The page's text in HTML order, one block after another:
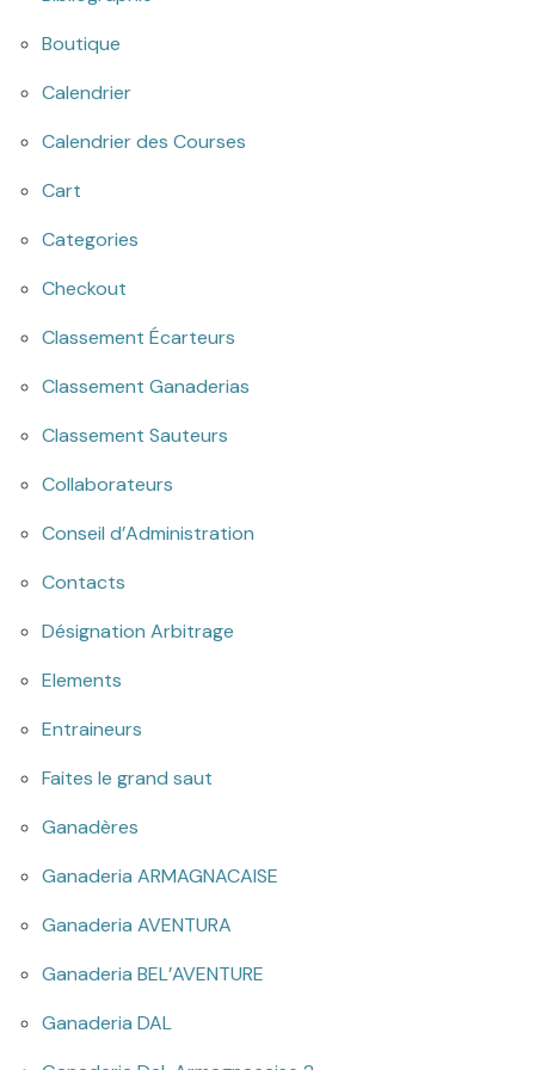
Boutique
Calendrier
Calendrier des Courses
Cart
Categories
Checkout
Classement Écarteurs
Classement Ganaderias
Classement Sauteurs
Collaborateurs
Conseil d’Administration
Contacts
Désignation Arbitrage
Elements
Entraineurs
Faites le grand saut
Ganadères
Ganaderia ARMAGNACAISE
Ganaderia AVENTURA
Ganaderia BEL’AVENTURE
Ganaderia DAL